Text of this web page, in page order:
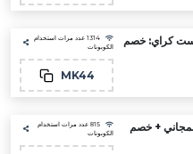
خصم
1314 عدد مرات استخدام
الكوبونات
MK44
815 عدد مرات استخدام
الكوبونات